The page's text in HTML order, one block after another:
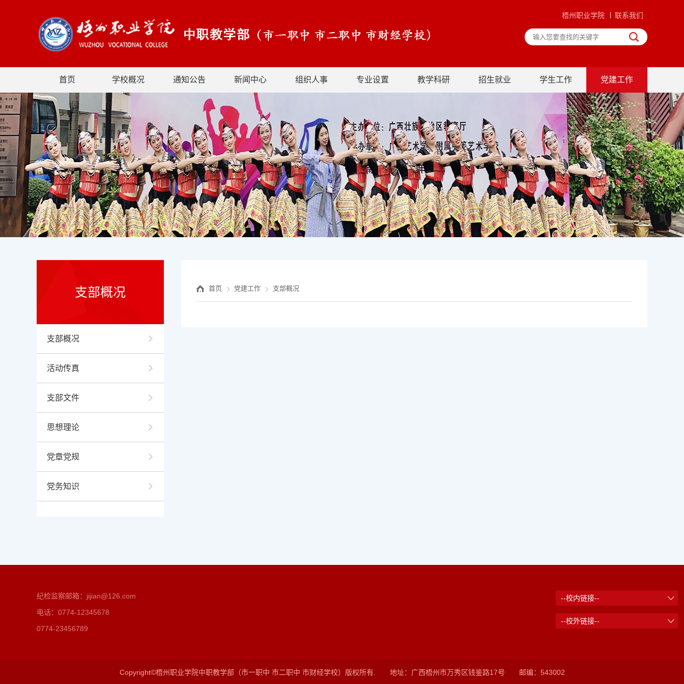
梧州职业学院 联系我们
首页 学校概况 通知公告 新闻中心 组织人事 专业设置 教学科研 招生就业 学生工作 党建工作
支部概况
支部概况
活动传真
支部文件
思想理论
党章党规
党务知识
首页 党建工作 支部概况
纪检监察邮箱：jijian@126.com
电话：0774-12345678
0774-23456789
Copyright©梧州职业学院中职教学部（市一职中 市二职中 市财经学校）版权所有. 地址：广西梧州市万秀区钱鉴路17号 邮编：543002